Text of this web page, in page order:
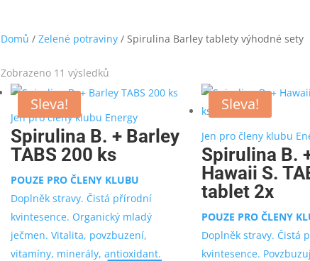
Domů / Zelené potraviny/ Spirulina Barley tablety výhodné sety
Zobrazeno 11 výsledkůSeřazeno
od
Sleva!
Jen pro členy klubu Energy
Spirulina B. + Barley
TABS 200 ks
POUZE PRO ČLENY KLUBU
Doplněk stravy. Čistá přírodní
kvintesence. Organický mladý
ječmen. Vitalita, povzbuzení,
vitamíny, minerály, antioxidant.
Sleva!
Jen pro členy klubu
Spirulina B.
Hawaii S.
tablet 2x
POUZE PRO ČLENY
Doplněk stravy. Čistá
kvintesence.